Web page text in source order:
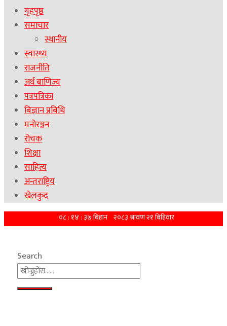
गृहपृष्ठ
समाचार
स्थानीय
स्वास्थ्य
राजनीति
अर्थ बाणिज्य
पत्रपत्रिका
बिज्ञान प्रबिधि
मनोरञ्जन
रोचक
शिक्षा
साहित्य
अन्तराष्ट्रिय
खेलकुद
Search